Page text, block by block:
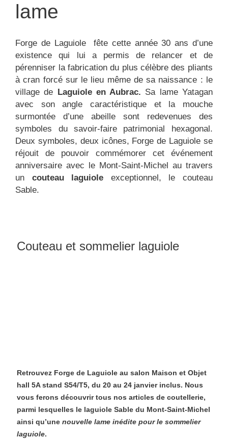
lame
Forge de Laguiole fête cette année 30 ans d’une
existence qui lui a permis de relancer et de
pérenniser la fabrication du plus célèbre des pliants
à cran forcé sur le lieu même de sa naissance : le
village de Laguiole en Aubrac. Sa lame Yatagan
avec son angle caractéristique et la mouche
surmontée d’une abeille sont redevenues des
symboles du savoir-faire patrimonial hexagonal.
Deux symboles, deux icônes, Forge de Laguiole se
réjouit de pouvoir commémorer cet événement
anniversaire avec le Mont-Saint-Michel au travers
un couteau laguiole exceptionnel, le couteau
Sable.
Couteau et sommelier laguiole
Retrouvez Forge de Laguiole au salon Maison et Objet
hall 5A stand S54/T5, du 20 au 24 janvier inclus. Nous
vous ferons découvrir tous nos articles de coutellerie,
parmi lesquelles le laguiole Sable du Mont-Saint-Michel
ainsi qu’unenouvelle lame inédite pour le sommelier
laguiole.